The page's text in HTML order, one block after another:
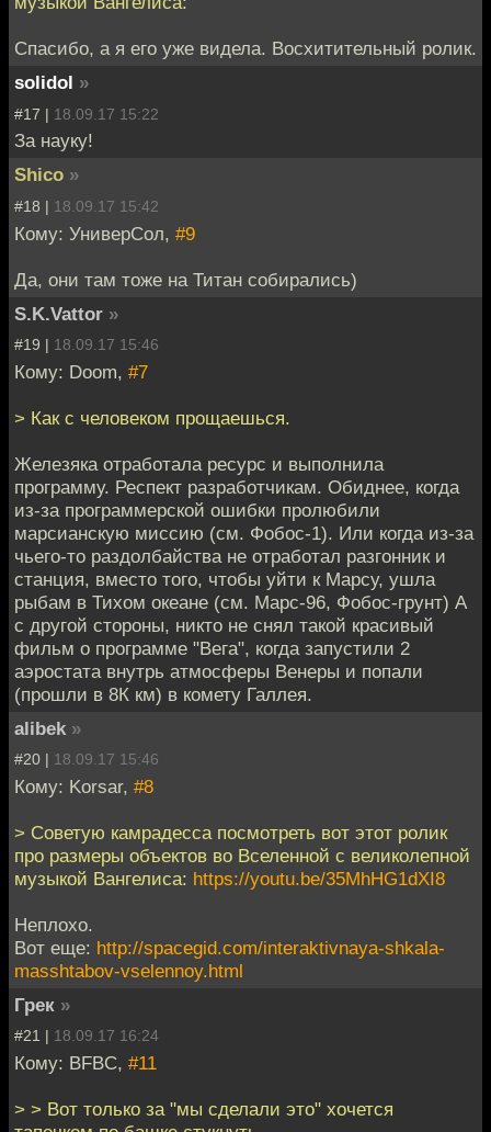
Спасибо, а я его уже видела. Восхитительный ролик.
solidol »
#17 | 18.09.17 15:22
За науку!
Shico »
#18 | 18.09.17 15:42
Кому: УниверСол, #9
Да, они там тоже на Титан собирались)
S.K.Vattor »
#19 | 18.09.17 15:46
Кому: Doom, #7
> Как с человеком прощаешься.
Железяка отработала ресурс и выполнила
программу. Респект разработчикам. Обиднее, когда
из-за программерской ошибки пролюбили
марсианскую миссию (см. Фобос-1). Или когда из-за
чьего-то раздолбайства не отработал разгонник и
станция, вместо того, чтобы уйти к Марсу, ушла
рыбам в Тихом океане (см. Марс-96, Фобос-грунт) А
с другой стороны, никто не снял такой красивый
фильм о программе "Вега", когда запустили 2
аэростата внутрь атмосферы Венеры и попали
(прошли в 8К км) в комету Галлея.
alibek »
#20 | 18.09.17 15:46
Кому: Korsar, #8
> Советую камрадесса посмотреть вот этот ролик
про размеры объектов во Вселенной с великолепной
музыкой Вангелиса: https://youtu.be/35MhHG1dXI8
Неплохо.
Вот еще: http://spacegid.com/interaktivnaya-shkala-
masshtabov-vselennoy.html
Грек »
#21 | 18.09.17 16:24
Кому: BFBC, #11
> > Вот только за "мы сделали это" хочется